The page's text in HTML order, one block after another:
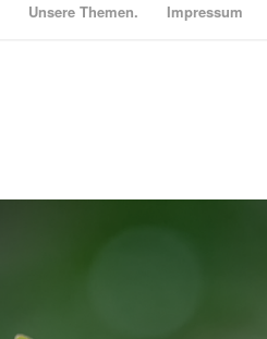
Unsere Themen. Impressum